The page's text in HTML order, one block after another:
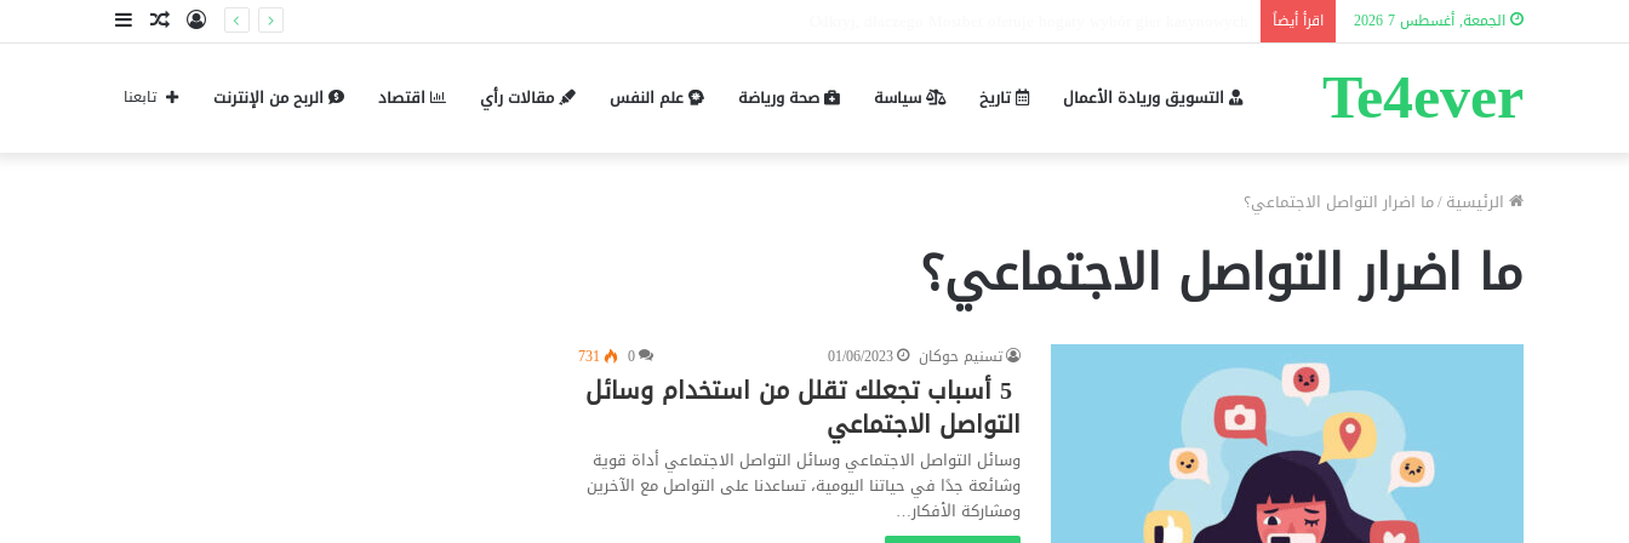
الجمعة, أغسطس 7 2026 اقرأ أيضاً
إضافةمقالتسجيل
Te4ever التسويق وريادة الأعمال تاريخ سياسة صحة ورياضة علم النفس مقالات رأي اقتصاد الربح من الإنترنت تابعنا
الرئيسية/ما اضرار التواصل الاجتماعي؟
ما اضرار التواصل الاجتماعي؟
تسنيم حوكان 01/06/2023
0
731
5 أسباب تجعلك تقلل من استخدام وسائل
التواصل الاجتماعي
وسائل التواصل الاجتماعي وسائل التواصل الاجتماعي أداة قوية
وشائعة جدًا في حياتنا اليومية، تساعدنا على التواصل مع الآخرين
ومشاركة الأفكار…